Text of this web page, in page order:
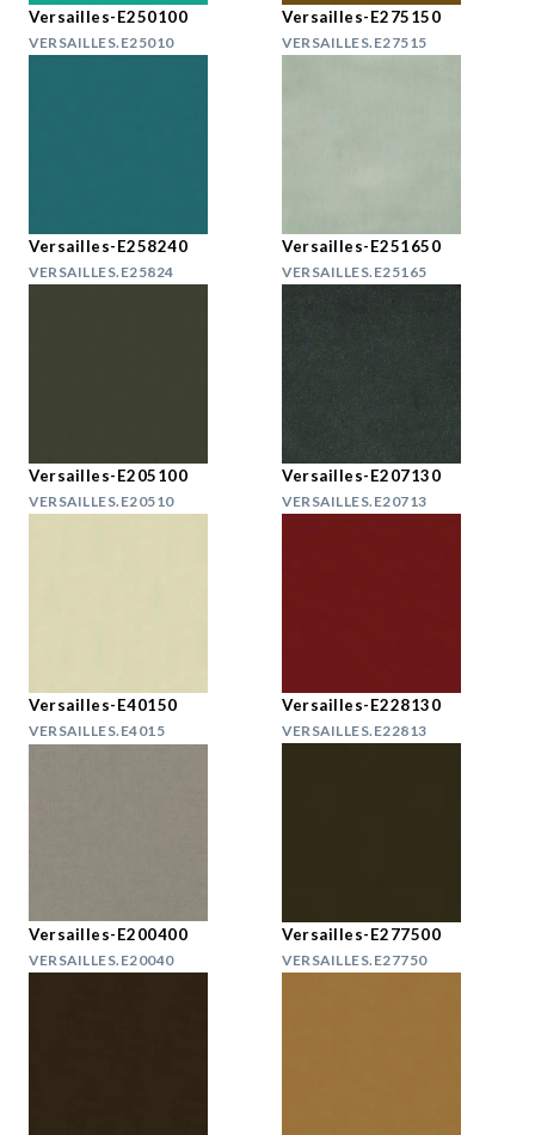
Versailles-E250100
VERSAILLES.E25010
Versailles-E275150
VERSAILLES.E27515
Versailles-E258240
VERSAILLES.E25824
Versailles-E251650
VERSAILLES.E25165
Versailles-E205100
VERSAILLES.E20510
Versailles-E207130
VERSAILLES.E20713
Versailles-E40150
VERSAILLES.E4015
Versailles-E228130
VERSAILLES.E22813
Versailles-E200400
VERSAILLES.E20040
Versailles-E277500
VERSAILLES.E27750